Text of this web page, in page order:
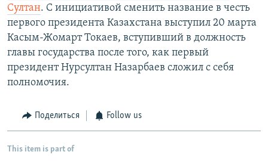
Султан. С инициативой сменить название в честь
первого президента Казахстана выступил 20 марта
Касым-Жомарт Токаев, вступивший в должность
главы государства после того, как первый
президент Нурсултан Назарбаев сложил с себя
полномочия.
Поделиться Follow us
This item is part of